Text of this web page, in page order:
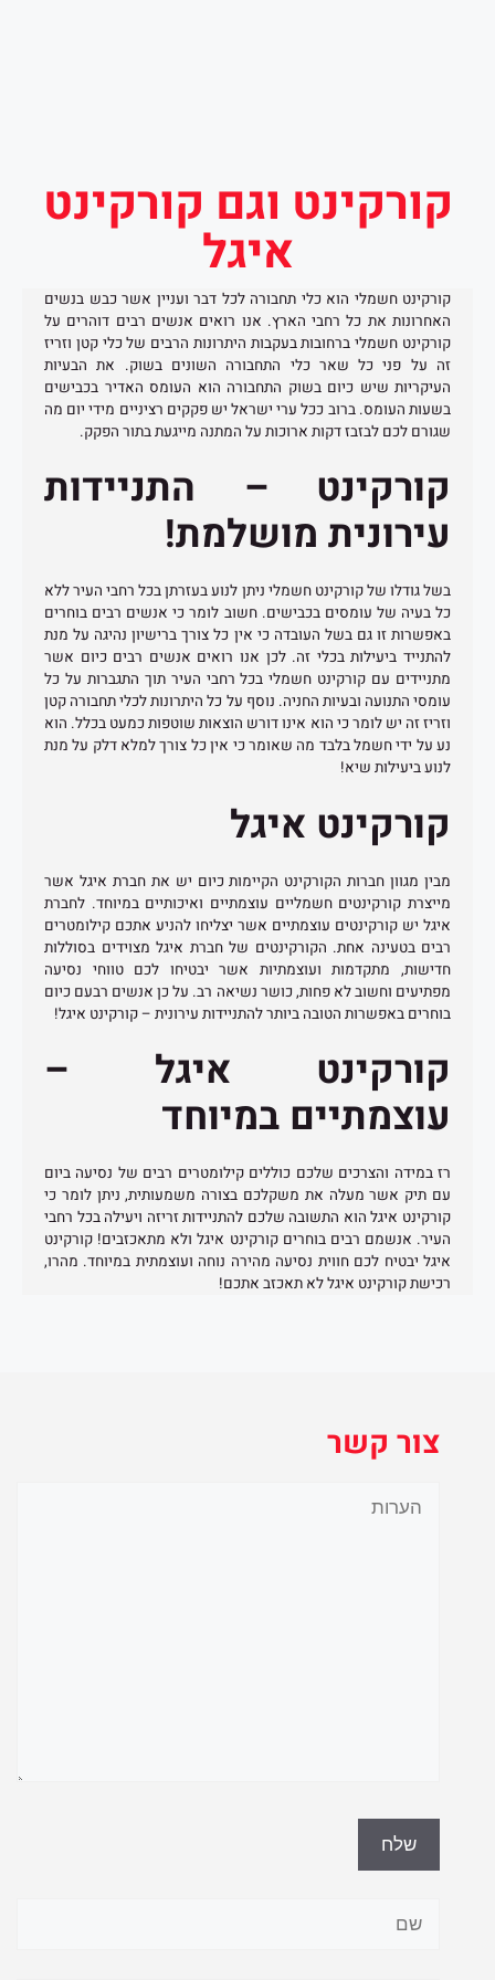
קורקינט וגם קורקינט
איגל
קורקינט חשמלי הוא כלי תחבורה לכל דבר ועניין אשר כבש בנשים
האחרונות את כל רחבי הארץ. אנו רואים אנשים רבים דוהרים על
קורקינט חשמלי ברחובות בעקבות היתרונות הרבים של כלי קטן וזריז
זה על פני כל שאר כלי התחבורה השונים בשוק. את הבעיות
העיקריות שיש כיום בשוק התחבורה הוא העומס האדיר בכבישים
בשעות העומס. ברוב ככל ערי ישראל יש פקקים רציניים מידי יום מה
שגורם לכם לבזבז דקות ארוכות על המתנה מייגעת בתור הפקק.
קורקינט – התניידות
עירונית מושלמת!
בשל גודלו של קורקינט חשמלי ניתן לנוע בעזרתן בכל רחבי העיר ללא
כל בעיה של עומסים בכבישים. חשוב לומר כי אנשים רבים בוחרים
באפשרות זו גם בשל העובדה כי אין כל צורך ברישיון נהיגה על מנת
להתנייד ביעילות בכלי זה. לכן אנו רואים אנשים רבים כיום אשר
מתניידים עם קורקינט חשמלי בכל רחבי העיר תוך התגברות על כל
עומסי התנועה ובעיות החניה. נוסף על כל היתרונות לכלי תחבורה קטן
וזריז זה יש לומר כי הוא אינו דורש הוצאות שוטפות כמעט בכלל. הוא
נע על ידי חשמל בלבד מה שאומר כי אין כל צורך למלא דלק על מנת
לנוע ביעילות שיא!
קורקינט איגל
מבין מגוון חברות הקורקינט הקיימות כיום יש את חברת איגל אשר
מייצרת קורקינטים חשמליים עוצמתיים ואיכותיים במיוחד. לחברת
איגל יש קורקינטים עוצמתיים אשר יצליחו להניע אתכם קילומטרים
רבים בטעינה אחת. הקורקינטים של חברת איגל מצוידים בסוללות
חדישות, מתקדמות ועוצמתיות אשר יבטיחו לכם טווחי נסיעה
מפתיעים וחשוב לא פחות, כושר נשיאה רב. על כן אנשים רבעם כיום
בוחרים באפשרות הטובה ביותר להתניידות עירונית – קורקינט איגל!
קורקינט איגל –
עוצמתיים במיוחד
רז במידה והצרכים שלכם כוללים קילומטרים רבים של נסיעה ביום
עם תיק אשר מעלה את משקלכם בצורה משמעותית, ניתן לומר כי
קורקינט איגל הוא התשובה שלכם להתניידות זריזה ויעילה בכל רחבי
העיר. אנשמם רבים בוחרים קורקינט איגל ולא מתאכזבים! קורקינט
איגל יבטיח לכם חווית נסיעה מהירה נוחה ועוצמתית במיוחד. מהרו,
רכישת קורקינט איגל לא תאכזב אתכם!
צור קשר